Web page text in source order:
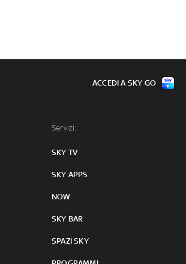
Servizi:
SKY TV
SKY APPS
NOW
SKY BAR
SPAZI SKY
ACCEDI A SKY GO